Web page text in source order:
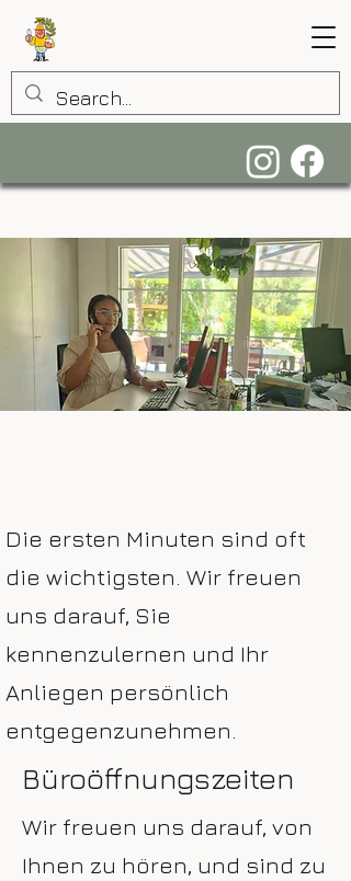
Die ersten Minuten sind oft
die wichtigsten. Wir freuen
uns darauf, Sie
kennenzulernen und Ihr
Anliegen persönlich
entgegenzunehmen.
Büroöffnungszeiten
Wir freuen uns darauf, von
Ihnen zu hören, und sind zu